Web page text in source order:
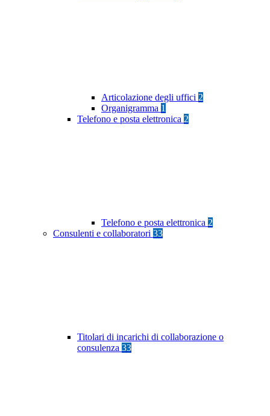
Articolazione degli uffici 2
Organigramma 1
Telefono e posta elettronica 2
Telefono e posta elettronica 2
Consulenti e collaboratori 33
Titolari di incarichi di collaborazione o
consulenza 33